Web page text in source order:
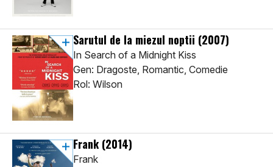
Sarutul de la miezul noptii (2007)
In Search of a Midnight Kiss
Gen: Dragoste, Romantic, Comedie
Rol: Wilson
Frank (2014)
Frank